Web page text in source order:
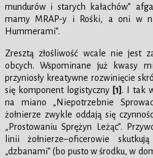
mundurów i starych kałachów”
mamy MRAP-y i Rośki, a oni w
Hummerami”.
Zresztą złośliwość wcale nie jest
obcych. Wspominane już kwasy
przyniosły kreatywne rozwinięcie
się komponent logistyczny [1] . I tak
na miano „Niepotrzebnie
żołnierze zwykle oddają się
„Prostowaniu Sprężyn Leżąc”.
linii żołnierze–oficerowie
„dzbanami” (bo pusto w środku, w